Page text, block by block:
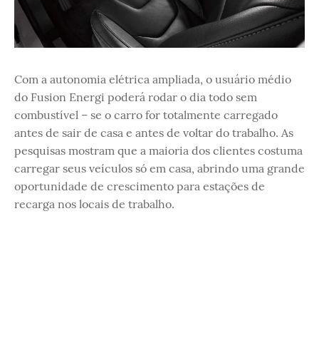
Com a autonomia elétrica ampliada, o usuário médio
do Fusion Energi poderá rodar o dia todo sem
combustível – se o carro for totalmente carregado
antes de sair de casa e antes de voltar do trabalho. As
pesquisas mostram que a maioria dos clientes costuma
carregar seus veículos só em casa, abrindo uma grande
oportunidade de crescimento para estações de
recarga nos locais de trabalho.